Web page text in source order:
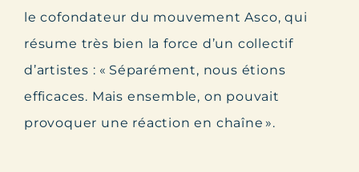
le cofondateur du mouvement Asco, qui
résume très bien la force d’un collectif
d’artistes : « Séparément, nous étions
efficaces. Mais ensemble, on pouvait
provoquer une réaction en chaîne ».